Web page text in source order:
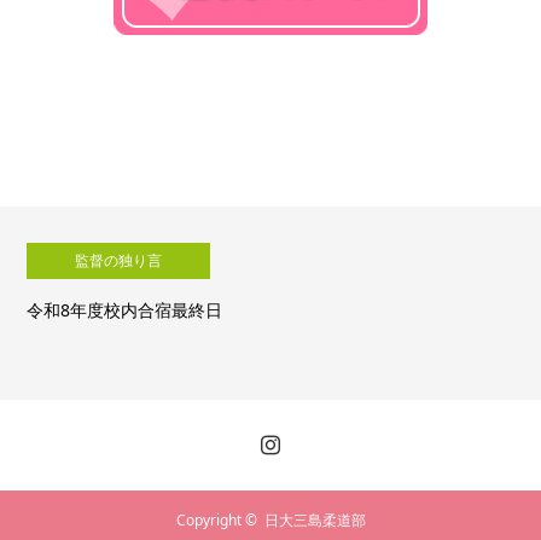
監督の独り言
令和8年度校内合宿最終日
Copyright © 日大三島柔道部